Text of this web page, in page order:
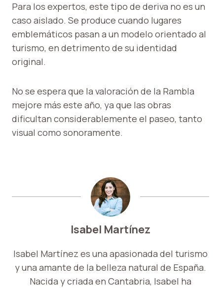
Para los expertos, este tipo de deriva no es un
caso aislado. Se produce cuando lugares
emblemáticos pasan a un modelo orientado al
turismo, en detrimento de su identidad
original.
No se espera que la valoración de la Rambla
mejore más este año, ya que las obras
dificultan considerablemente el paseo, tanto
visual como sonoramente.
Isabel Martínez
Isabel Martínez es una apasionada del turismo
y una amante de la belleza natural de España.
Nacida y criada en Cantabria, Isabel ha